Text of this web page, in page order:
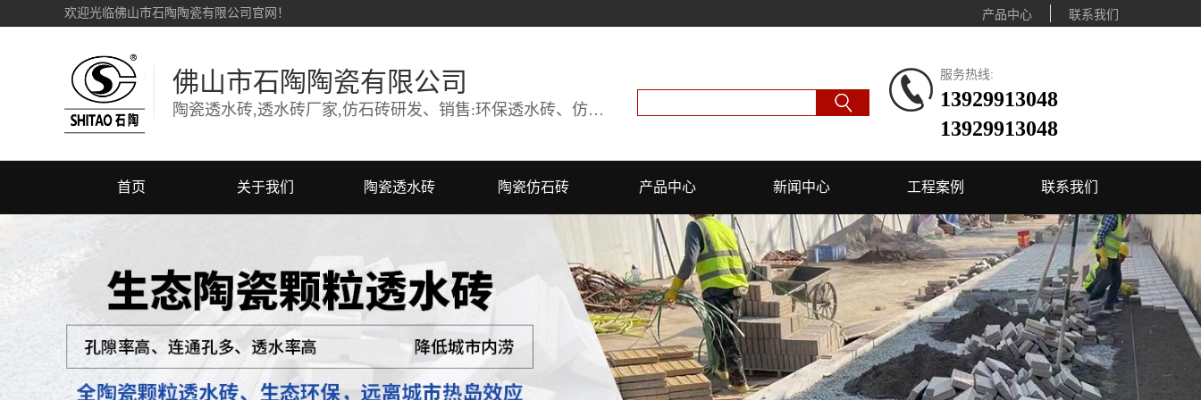
欢迎光临佛山市石陶陶瓷有限公司官网！ 联系我们
产品中心
佛山市石陶陶瓷有限公司
陶瓷透水砖,透水砖厂家,仿石砖研发、销售:环保透水砖、仿古砖
服务热线:
13929913048
13929913048
首页 关于我们 陶瓷透水砖 陶瓷仿石砖 产品中心 新闻中心 工程案例 联系我们